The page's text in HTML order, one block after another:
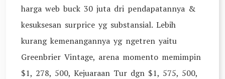
harga web buck 30 juta dri pendapatannya &
kesuksesan surprice yg substansial. Lebih
kurang kemenangannya yg ngetren yaitu
Greenbrier Vintage, arena momento memimpin
$1, 278, 500, Kejuaraan Tur dgn $1, 575, 500,